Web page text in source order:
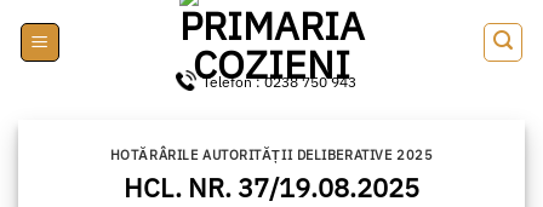
content
Telefon : 0238 750 943
HOTĂRÂRILE AUTORITĂȚII DELIBERATIVE 2025
HCL. NR. 37/19.08.2025